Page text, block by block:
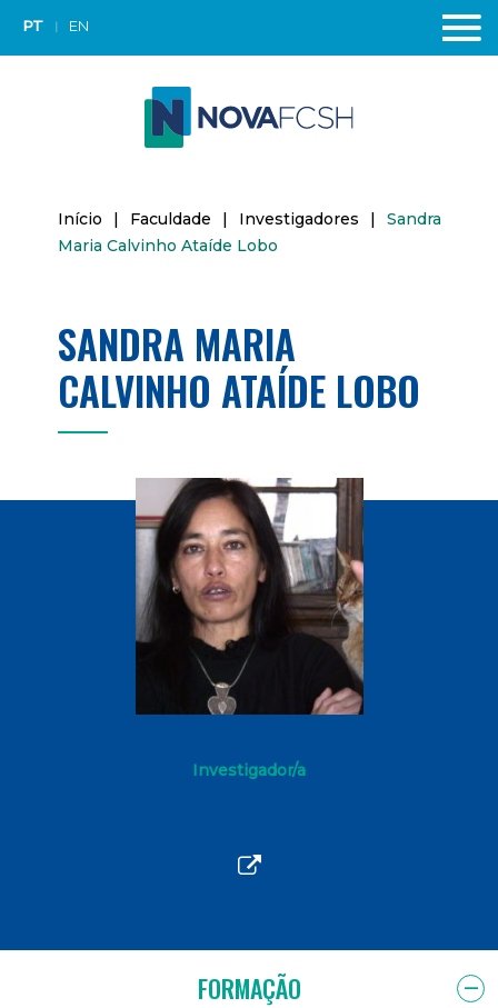
PT EN
Início | Faculdade | Investigadores |
Sandra
Maria Calvinho Ataíde Lobo
SANDRA MARIA
CALVINHO ATAÍDE LOBO
Investigador/a
FORMAÇÃO